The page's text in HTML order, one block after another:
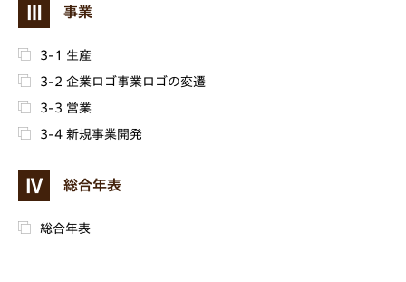
事業
3-1 生産
3-2 企業ロゴ事業ロゴの変遷
3-3 営業
3-4 新規事業開発
Ⅳ 総合年表
総合年表